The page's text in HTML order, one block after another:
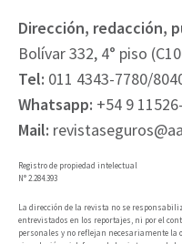
Dirección, redacción,
Bolívar 332, 4° piso
Tel: 011 4343-7780/
Whatsapp: +54 9
Mail:
Registro de propiedad intelectual
N° 2.284.393
La dirección de la revista no se
entrevistados en los reportajes, ni por el
personales y no reflejan necesariamente la